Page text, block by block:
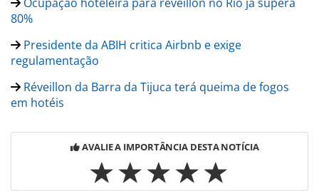
80%
Presidente da ABIH critica Airbnb e exige
regulamentação
Réveillon da Barra da Tijuca terá queima de fogos
em hotéis
AVALIE A IMPORTÂNCIA DESTA NOTÍCIA